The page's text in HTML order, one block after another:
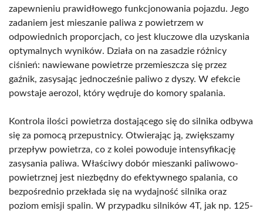
zapewnieniu prawidłowego funkcjonowania pojazdu. Jego
zadaniem jest mieszanie paliwa z powietrzem w
odpowiednich proporcjach, co jest kluczowe dla uzyskania
optymalnych wyników. Działa on na zasadzie różnicy
ciśnień: nawiewane powietrze przemieszcza się przez
gaźnik, zasysając jednocześnie paliwo z dyszy. W efekcie
powstaje aerozol, który wędruje do komory spalania.
Kontrola ilości powietrza dostającego się do silnika odbywa
się za pomocą przepustnicy. Otwierając ją, zwiększamy
przepływ powietrza, co z kolei powoduje intensyfikację
zasysania paliwa. Właściwy dobór mieszanki paliwowo-
powietrznej jest niezbędny do efektywnego spalania, co
bezpośrednio przekłada się na wydajność silnika oraz
poziom emisji spalin. W przypadku silników 4T, jak np. 125-